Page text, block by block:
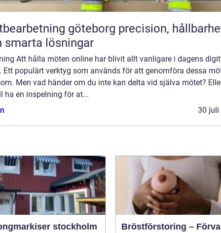
göteborg precision, hållbarhet
smarta lösningar
Att hålla möten online har blivit allt vanligare i dagens
Ett populärt verktyg som används för att genomföra dessa
Men vad händer om du inte kan delta vid själva mötet?
ha en inspelning för at...
30 juli
stockholm
Bröstförstoring –